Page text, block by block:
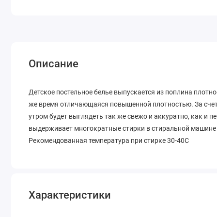
Описание
Детское постельное белье выпускается из поплина
же время отличающаяся повышенной плотностью. За
утром будет выглядеть так же свежо и аккуратно, как и
выдерживает многократные стирки в стиральной
Рекомендованная температура при стирке 30-40С
Характеристики